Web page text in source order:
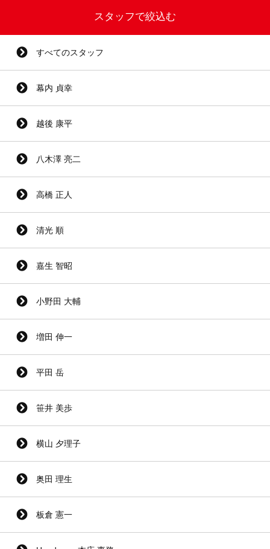
スタッフで絞込む
すべてのスタッフ
幕内 貞幸
越後 康平
八木澤 亮二
高橋 正人
清光 順
嘉生 智昭
小野田 大輔
増田 伸一
平田 岳
笹井 美歩
横山 夕理子
奥田 理生
板倉 憲一